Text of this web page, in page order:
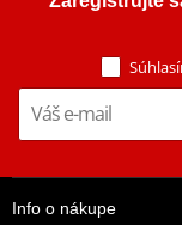
Info o nákupe